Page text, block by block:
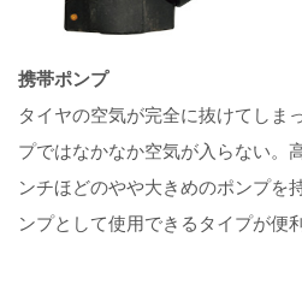
携帯ポンプ
タイヤの空気が完全に抜けてしま
プではなかなか空気が入らない。
ンチほどのやや大きめのポンプを
ンプとして使用できるタイプが便利